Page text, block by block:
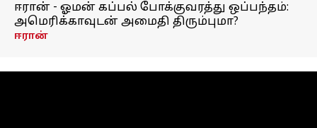
ஈரான் - ஓமன் கப்பல் போக்குவரத்து ஒப்பந்தம்:
அமெரிக்காவுடன் அமைதி திரும்புமா?
ஈரான்